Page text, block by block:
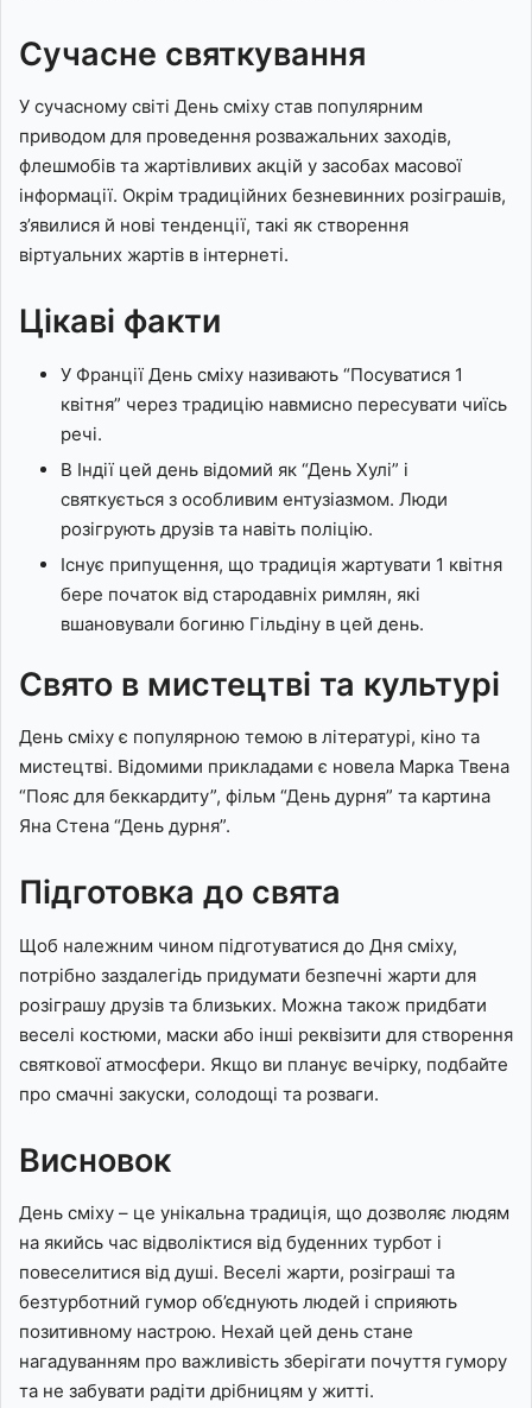
Сучасне святкування
У сучасному світі День сміху став популярним
приводом для проведення розважальних заходів,
флешмобів та жартівливих акцій у засобах масової
інформації. Окрім традиційних безневинних розіграшів,
з’явилися й нові тенденції, такі як створення
віртуальних жартів в інтернеті.
Цікаві факти
У Франції День сміху називають “Посуватися 1
квітня” через традицію навмисно пересувати чиїсь
речі.
В Індії цей день відомий як “День Хулі” і
святкується з особливим ентузіазмом. Люди
розігрують друзів та навіть поліцію.
Існує припущення, що традиція жартувати 1 квітня
бере початок від стародавніх римлян, які
вшановували богиню Гільдіну в цей день.
Свято в мистецтві та культурі
День сміху є популярною темою в літературі, кіно та
мистецтві. Відомими прикладами є новела Марка Твена
“Пояс для беккардиту”, фільм “День дурня” та картина
Яна Стена “День дурня”.
Підготовка до свята
Щоб належним чином підготуватися до Дня сміху,
потрібно заздалегідь придумати безпечні жарти для
розіграшу друзів та близьких. Можна також придбати
веселі костюми, маски або інші реквізити для створення
святкової атмосфери. Якщо ви планує вечірку, подбайте
про смачні закуски, солодощі та розваги.
Висновок
День сміху – це унікальна традиція, що дозволяє людям
на якийсь час відволіктися від буденних турбот і
повеселитися від душі. Веселі жарти, розіграші та
безтурботний гумор об’єднують людей і сприяють
позитивному настрою. Нехай цей день стане
нагадуванням про важливість зберігати почуття гумору
та не забувати радіти дрібницям у житті.